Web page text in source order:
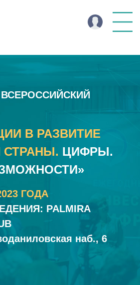
В РАЗВИТИЕ
ЦИФРЫ.
ГОДА
PALMIRA
наб., 6